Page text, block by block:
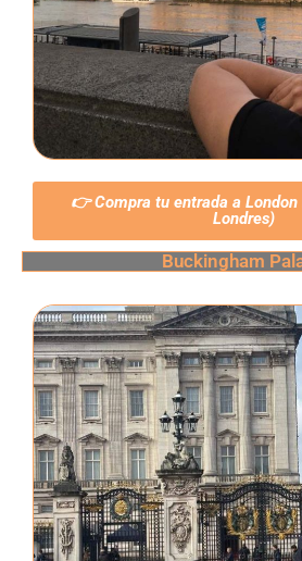
👉 Compra tu entrada a London
Londres)
Buckingham